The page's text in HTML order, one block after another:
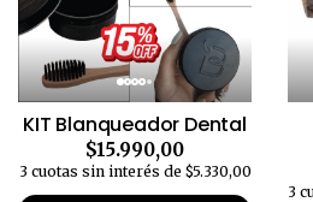
KIT Blanqueador Dental
$15.990,00
3 cuotas sin interés de $5.330,00
3